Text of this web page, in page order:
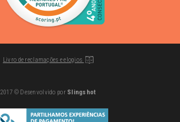
Livro de reclamações e elogios
2017 © Desenvolvido por Slingshot